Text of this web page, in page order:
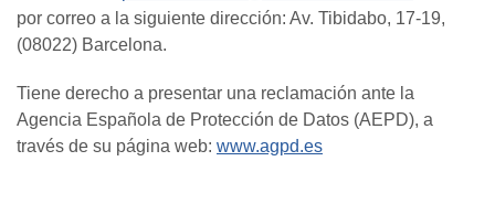
por correo a la siguiente dirección: Av. Tibidabo, 17-19,
(08022) Barcelona.
Tiene derecho a presentar una reclamación ante la
Agencia Española de Protección de Datos (AEPD), a
través de su página web: www.agpd.es